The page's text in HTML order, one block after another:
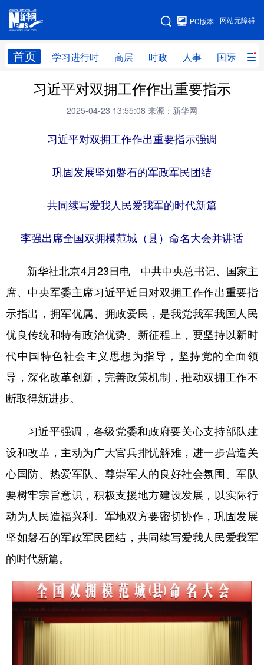
网站无障碍
PC版本
首页 学习进行时 高层 时政 人事 国际 财
网站地图
学习进行时 高层 时政 人事
财经 网评
思客智库 全球连线
视频 图片
法律 中央文件 金融 汽车
学术中国 乡村振兴 银龄 溯源中国
城市 旅游 能源 会展
彩票 娱乐 时尚 悦读
公益 一带一路 亚太网 上市公司
文化产业
地方频道
北京 天津 河北 山西
辽宁 吉林 上海 江苏
广东
四川 贵州 云南 西藏
陕西 甘肃 青海 宁夏
新疆
习近平对双拥工作作出重要指示
2025-04-23 13:55:08 来源：新华网
习近平对双拥工作作出重要指示强调
巩固发展坚如磐石的军政军民团结
共同续写爱我人民爱我军的时代新篇
李强出席全国双拥模范城（县）命名大会并讲话
新华社北京4月23日电 中共中央总书记、国家主
席、中央军委主席习近平近日对双拥工作作出重要指
示指出，拥军优属、拥政爱民，是我党我军我国人民
优良传统和特有政治优势。新征程上，要坚持以新时
代中国特色社会主义思想为指导，坚持党的全面领
导，深化改革创新，完善政策机制，推动双拥工作不
断取得新进步。
习近平强调，各级党委和政府要关心支持部队建
设和改革，主动为广大官兵排忧解难，进一步营造关
心国防、热爱军队、尊崇军人的良好社会氛围。军队
要树牢宗旨意识，积极支援地方建设发展，以实际行
动为人民造福兴利。军地双方要密切协作，巩固发展
坚如磐石的军政军民团结，共同续写爱我人民爱我军
的时代新篇。